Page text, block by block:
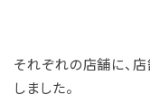
それぞれの店舗に、
しました。